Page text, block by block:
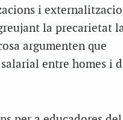
i
la precarietat
argumenten que
entre homes i